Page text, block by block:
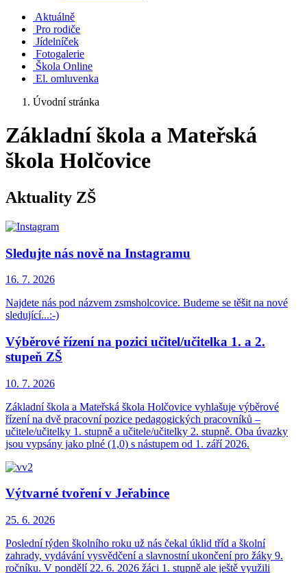
Aktuálně
Pro rodiče
Jídelníček
Fotogalerie
Škola Online
El. omluvenka
Úvodní stránka
Základní škola a Mateřská
škola Holčovice
Aktuality ZŠ
Sledujte nás nově na Instagramu
16. 7. 2026
Najdete nás pod názvem zsmsholcovice. Budeme se těšit na nové
sledující...:-)
Výběrové řízení na pozici učitel/učitelka 1. a 2.
stupeň ZŠ
10. 7. 2026
Základní škola a Mateřská škola Holčovice vyhlašuje výběrové
řízení na dvě pracovní pozice pedagogických pracovníků –
učitele/učitelky 1. stupně a učitele/učitelky 2. stupně. Oba úvazky
jsou vypsány jako plné (1,0) s nástupem od 1. září 2026.
Výtvarné tvoření v Jeřabince
25. 6. 2026
Poslední týden školního roku už nás čekal úklid tříd a školní
zahrady, vydávání vysvědčení a slavnostní ukončení pro žáky 9.
ročníku. V pondělí 22. 6. 2026 žáci 1. stupně ale ještě využili